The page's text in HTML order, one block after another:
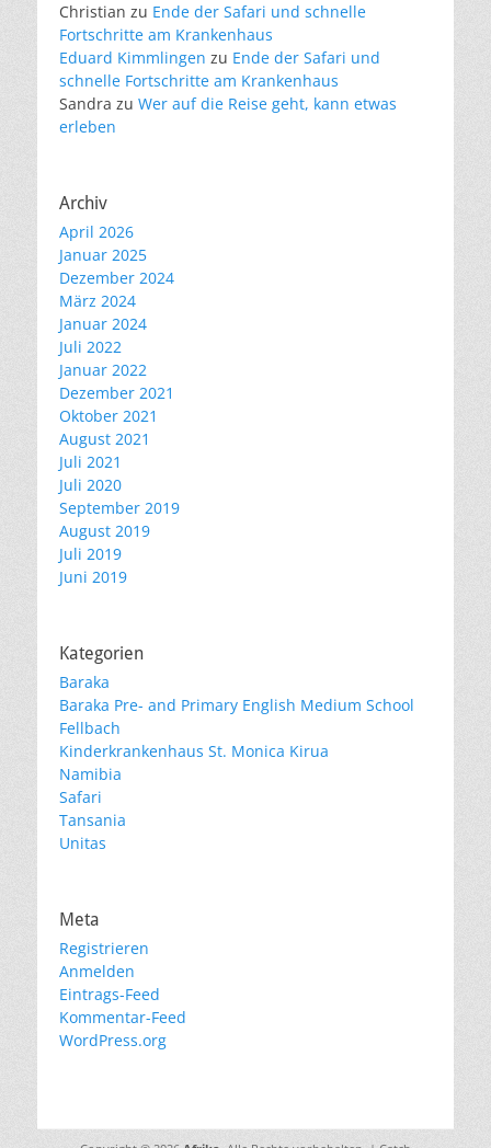
Christian zu Ende der Safari und schnelle
Fortschritte am Krankenhaus
Eduard Kimmlingen zu Ende der Safari und
schnelle Fortschritte am Krankenhaus
Sandra zu Wer auf die Reise geht, kann etwas
erleben
Archiv
April 2026
Januar 2025
Dezember 2024
März 2024
Januar 2024
Juli 2022
Januar 2022
Dezember 2021
Oktober 2021
August 2021
Juli 2021
Juli 2020
September 2019
August 2019
Juli 2019
Juni 2019
Kategorien
Baraka
Baraka Pre- and Primary English Medium School
Fellbach
Kinderkrankenhaus St. Monica Kirua
Namibia
Safari
Tansania
Unitas
Meta
Registrieren
Anmelden
Eintrags-Feed
Kommentar-Feed
WordPress.org